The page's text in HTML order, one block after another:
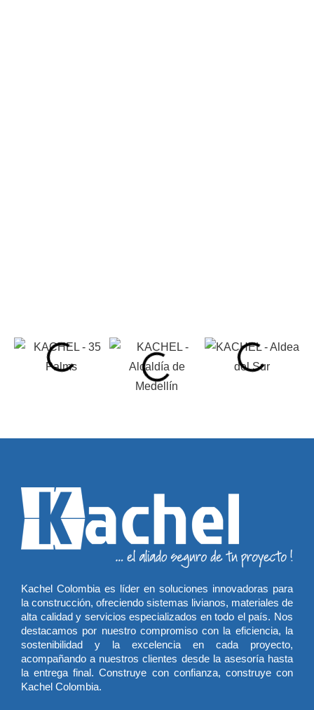
Kachel Colombia es líder en soluciones innovadoras para
la construcción, ofreciendo sistemas livianos, materiales de
alta calidad y servicios especializados en todo el país. Nos
destacamos por nuestro compromiso con la eficiencia, la
sostenibilidad y la excelencia en cada proyecto,
acompañando a nuestros clientes desde la asesoría hasta
la entrega final. Construye con confianza, construye con
Kachel Colombia.